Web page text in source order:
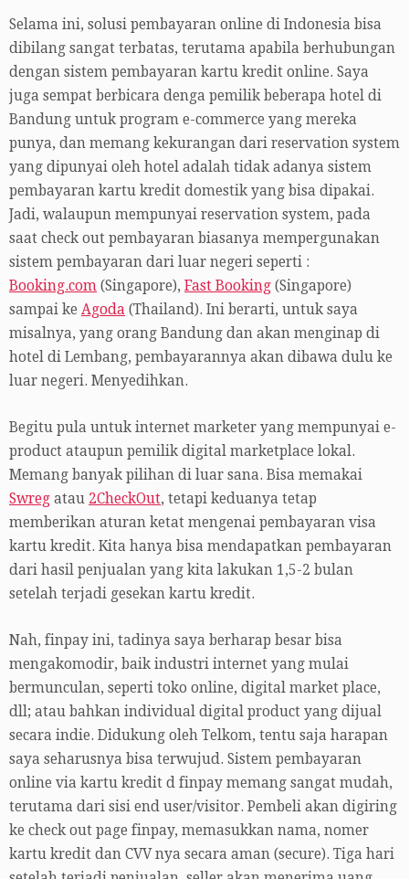
Selama ini, solusi pembayaran online di Indonesia bisa
dibilang sangat terbatas, terutama apabila berhubungan
dengan sistem pembayaran kartu kredit online. Saya
juga sempat berbicara denga pemilik beberapa hotel di
Bandung untuk program e-commerce yang mereka
punya, dan memang kekurangan dari reservation system
yang dipunyai oleh hotel adalah tidak adanya sistem
pembayaran kartu kredit domestik yang bisa dipakai.
Jadi, walaupun mempunyai reservation system, pada
saat check out pembayaran biasanya mempergunakan
sistem pembayaran dari luar negeri seperti :
Booking.com (Singapore), Fast Booking (Singapore)
sampai ke Agoda (Thailand). Ini berarti, untuk saya
misalnya, yang orang Bandung dan akan menginap di
hotel di Lembang, pembayarannya akan dibawa dulu ke
luar negeri. Menyedihkan.
Begitu pula untuk internet marketer yang mempunyai e-
product ataupun pemilik digital marketplace lokal.
Memang banyak pilihan di luar sana. Bisa memakai
Swreg atau 2CheckOut, tetapi keduanya tetap
memberikan aturan ketat mengenai pembayaran visa
kartu kredit. Kita hanya bisa mendapatkan pembayaran
dari hasil penjualan yang kita lakukan 1,5-2 bulan
setelah terjadi gesekan kartu kredit.
Nah, finpay ini, tadinya saya berharap besar bisa
mengakomodir, baik industri internet yang mulai
bermunculan, seperti toko online, digital market place,
dll; atau bahkan individual digital product yang dijual
secara indie. Didukung oleh Telkom, tentu saja harapan
saya seharusnya bisa terwujud. Sistem pembayaran
online via kartu kredit d finpay memang sangat mudah,
terutama dari sisi end user/visitor. Pembeli akan digiring
ke check out page finpay, memasukkan nama, nomer
kartu kredit dan CVV nya secara aman (secure). Tiga hari